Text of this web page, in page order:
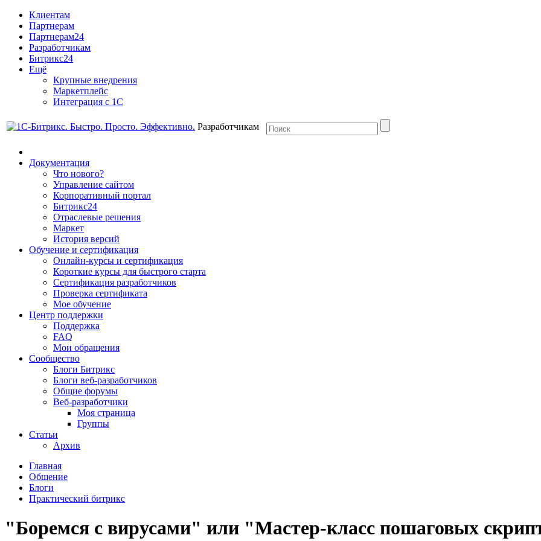
Клиентам
Партнерам
Партнерам24
Разработчикам
Битрикс24
Ещё
Крупные внедрения
Маркетплейс
Интеграция с 1С
Разработчикам
Документация
Что нового?
Управление сайтом
Корпоративный портал
Битрикс24
Отраслевые решения
Маркет
История версий
Обучение и сертификация
Онлайн-курсы и сертификация
Короткие курсы для быстрого старта
Сертификация разработчиков
Проверка сертификата
Мое обучение
Центр поддержки
Поддержка
FAQ
Мои обращения
Сообщество
Блоги Битрикс
Блоги веб-разработчиков
Общие форумы
Веб-разработчики
Моя страница
Группы
Статьи
Архив
Главная
Общение
Блоги
Практический битрикс
"Боремся с вирусами" или "Мастер-класс пошаговых